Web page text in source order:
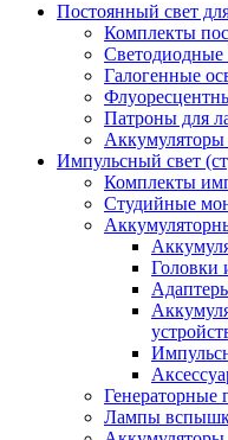
Постоянный свет
Комплекты
Светодиодные
Галогенные
Патроны для
Аккумуляторы
Импульсный свет
Комплекты
Студийные
Головки
Генераторные
Лампы